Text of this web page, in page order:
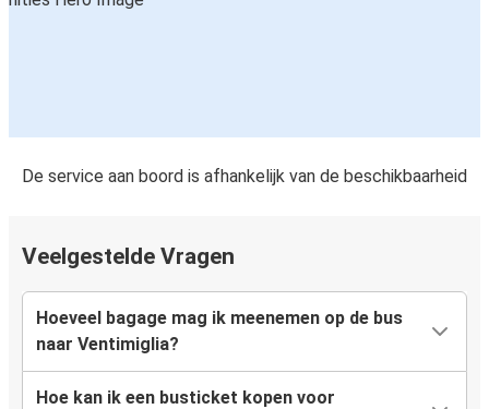
De service aan boord is afhankelijk van de beschikbaarheid
Veelgestelde Vragen
Hoeveel bagage mag ik meenemen op de bus
naar Ventimiglia?
Hoe kan ik een busticket kopen voor